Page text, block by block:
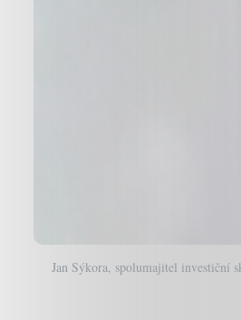
Jan Sýkora, spolumajitel investiční